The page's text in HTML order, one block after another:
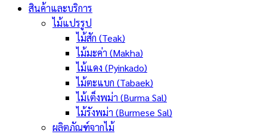
สินค้าและบริการ
ไม้แปรรูป
ไม้สัก (Teak)
ไม้มะค่า (Makha)
ไม้แดง (Pyinkado)
ไม้ตะแบก (Tabaek)
ไม้เต็งพม่า (Burma Sal)
ไม้รังพม่า (Burmese Sal)
ผลิตภัณฑ์จากไม้